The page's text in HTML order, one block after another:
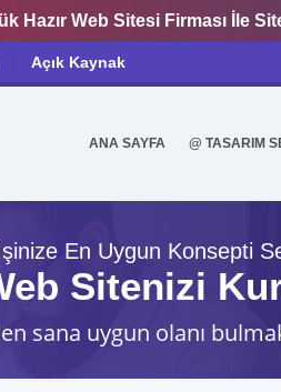
Hazır Web Sitesi Firması İle
Açık Kaynak
ANA SAYFA @ TASARIM
En Uygun Konsepti
Sitenizi
sana uygun olanı